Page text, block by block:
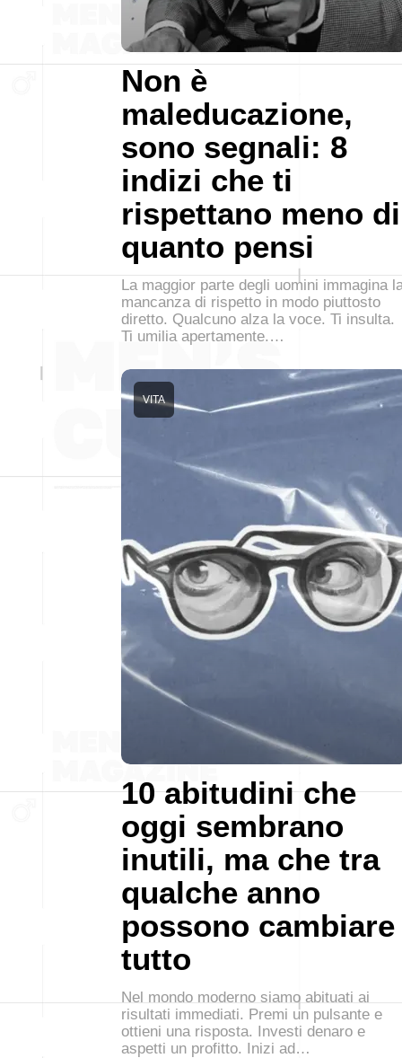
Non è
maleducazione,
sono segnali: 8
indizi che ti
rispettano meno di
quanto pensi
La maggior parte degli uomini immagina
mancanza di rispetto in modo piuttosto
diretto. Qualcuno alza la voce. Ti insulta.
Ti umilia apertamente.…
10 abitudini che
oggi sembrano
inutili, ma che tra
qualche anno
possono cambiare
tutto
VITA
Nel mondo moderno siamo abituati ai
risultati immediati. Premi un pulsante e
ottieni una risposta. Investi denaro e
aspetti un profitto. Inizi ad…